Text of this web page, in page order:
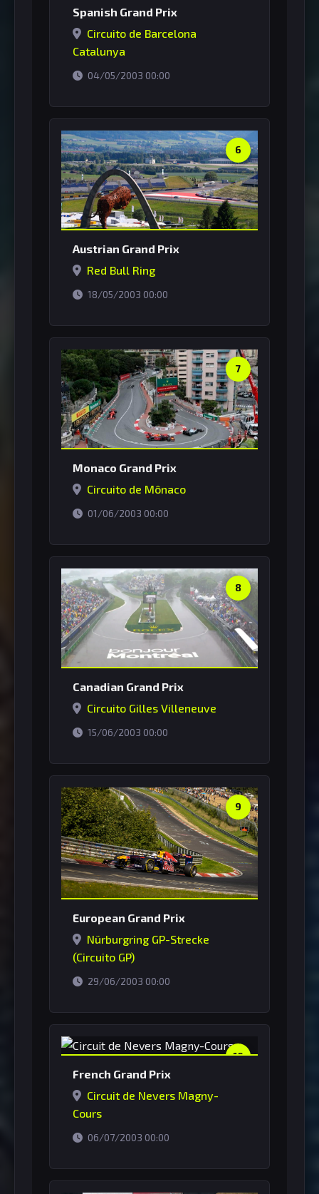
Spanish Grand Prix
Circuito de Barcelona
Catalunya
04/05/2003 00:00
6
Austrian Grand Prix
Red Bull Ring
18/05/2003 00:00
7
Monaco Grand Prix
Circuito de Mônaco
01/06/2003 00:00
8
Canadian Grand Prix
Circuito Gilles Villeneuve
15/06/2003 00:00
9
European Grand Prix
Nürburgring GP-Strecke
(Circuito GP)
29/06/2003 00:00
10
French Grand Prix
Circuit de Nevers Magny-
Cours
06/07/2003 00:00